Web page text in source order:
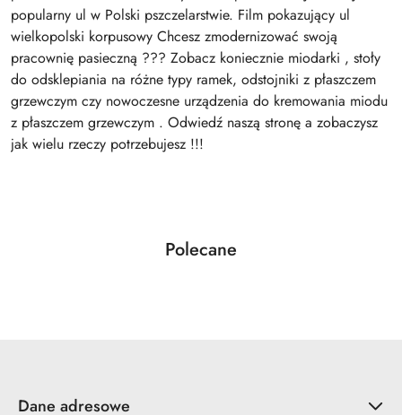
popularny ul w Polski pszczelarstwie. Film pokazujący ul
wielkopolski korpusowy Chcesz zmodernizować swoją
pracownię pasieczną ??? Zobacz koniecznie miodarki , stoły
do odsklepiania na różne typy ramek, odstojniki z płaszczem
grzewczym czy nowoczesne urządzenia do kremowania miodu
z płaszczem grzewczym . Odwiedź naszą stronę a zobaczysz
jak wielu rzeczy potrzebujesz !!!
Pomiń karuzelę produktów
Produkty
Polecane
Dane adresowe